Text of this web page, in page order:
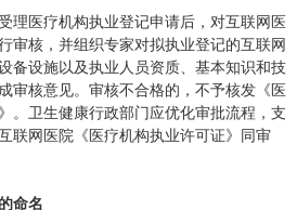
理医疗机构执业登记申请后，对互联网医
审核，并组织专家对拟执业登记的互联网
备设施以及执业人员资质、基本知识和技
审核意见。审核不合格的，不予核发《医
。卫生健康行政部门应优化审批流程，支
联网医院《医疗机构执业许可证》同审
命名